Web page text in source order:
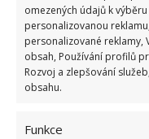
omezených údajů k
personalizovanou
personalizované
obsah, Používání profilů
Rozvoj a zlepšování
obsahu.
Funkce
23.6.2026
Retro kvíz